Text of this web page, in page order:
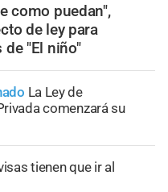
como puedan",
de ley para
"El niño"
La Ley de
comenzará su
tienen que ir al